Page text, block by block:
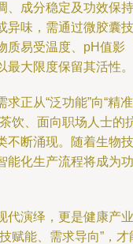
、成分稳定及功效保持
异味，需通过微胶囊技
质易受温度、pH值影
最大限度保留其活性。
正从“泛功能”向“精准
饮、面向职场人士的
不断涌现。随着生物技
能化生产流程将成为功
代演绎，更是健康产业
赋能、需求导向”，才